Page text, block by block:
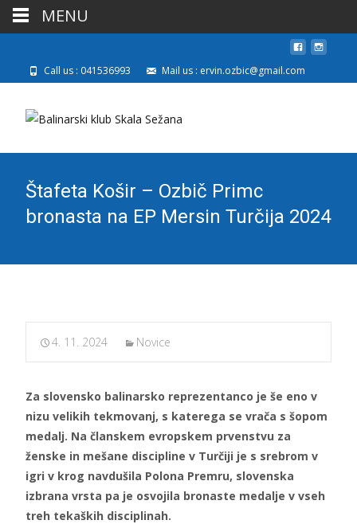
Call us : 041536993 Mail us : ervin.ozbic@gmail.com
Štafeta Košir – Ozbič Primc
bronasta na EP Mersin Turčija 2024
4. 11. 2024 Novice
Za slovensko balinarsko reprezentanco je še eno v
nizu velikih tekmovanj, s katerega se vrača s šopom
medalj. Na članskem evropskem prvenstvu za
ženske in mešane discipline v Turčiji je s srebrom v
igri v krog navdušila Polona Premru, slovenska
izbrana vrsta pa je osvojila bronaste medalje v vseh
treh tekaških disciplinah.
MENU